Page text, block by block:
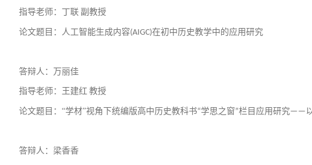
指导老师：丁联 副教授
论文题目：人工智能生成内容(AIGC)在初中历史教学中的应用研究
答辩人：万丽佳
指导老师：王建红 教授
论文题目 ： “学材”视角下统编版高中历史教科书“学思之窗”栏目应用研究——
答辩人：梁香香